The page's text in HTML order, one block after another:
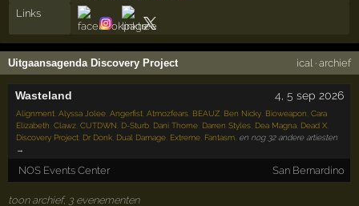
Links
Uitgaansagenda Discovery Project ical· archief
Wasteland 4, 5 sep 2026
Alignment ,Alyssa Jolee ,Angerfist ,Atmozfears BEAUZ Ben Nicky Bioweapon ,Cara
Elizabeth ,Clawz ,CUTDWN D-Sturb Dani Thorne Darren Styles Dea Magna Dead X
Discovery Project Dr Donk Dual Damage Extreme Fantasm en nog 32 andere artiesten
→
NOS Events Center San Bernardino
toon archief, 3 evenementen